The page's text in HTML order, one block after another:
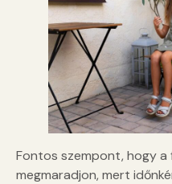
Fontos szempont, hogy a
megmaradjon, mert